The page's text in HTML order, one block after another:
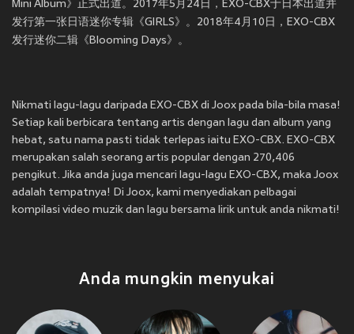
Mini Album》正式出道。2017年5月24日，EXO-CBX于日本出道并
发行第一张日语迷你专辑《GIRLS》。2018年4月10日，EXO-CBX
发行迷你二辑《Blooming Days》。
Nikmati lagu-lagu daripada EXO-CBX di Joox pada bila-bila masa!
Setiap kali berbicara tentang artis dengan lagu dan album yang
hebat, satu nama pasti tidak terlepas iaitu EXO-CBX. EXO-CBX
merupakan salah seorang artis popular dengan 270,406
pengikut. Jika anda juga mencari lagu-lagu EXO-CBX, maka Joox
adalah tempatnya! Di Joox, kami menyediakan pelbagai
kompilasi video muzik dan lagu bersama lirik untuk anda nikmati!
Anda mungkin menyukai